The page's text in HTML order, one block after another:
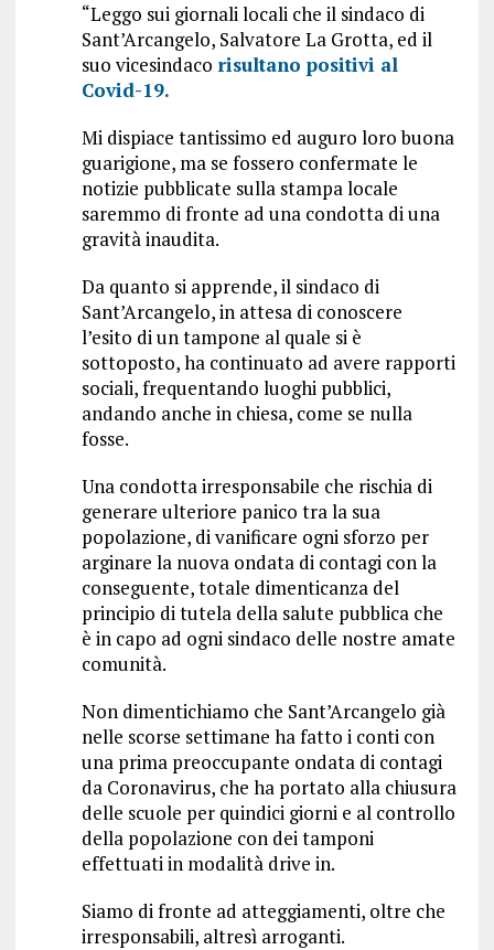
“Leggo sui giornali locali che il sindaco di
Sant’Arcangelo, Salvatore La Grotta, ed il
suo vicesindaco risultano positivi al
Covid-19.
Mi dispiace tantissimo ed auguro loro buona
guarigione, ma se fossero confermate le
notizie pubblicate sulla stampa locale
saremmo di fronte ad una condotta di una
gravità inaudita.
Da quanto si apprende, il sindaco di
Sant’Arcangelo, in attesa di conoscere
l’esito di un tampone al quale si è
sottoposto, ha continuato ad avere rapporti
sociali, frequentando luoghi pubblici,
andando anche in chiesa, come se nulla
fosse.
Una condotta irresponsabile che rischia di
generare ulteriore panico tra la sua
popolazione, di vanificare ogni sforzo per
arginare la nuova ondata di contagi con la
conseguente, totale dimenticanza del
principio di tutela della salute pubblica che
è in capo ad ogni sindaco delle nostre amate
comunità.
Non dimentichiamo che Sant’Arcangelo già
nelle scorse settimane ha fatto i conti con
una prima preoccupante ondata di contagi
da Coronavirus, che ha portato alla chiusura
delle scuole per quindici giorni e al controllo
della popolazione con dei tamponi
effettuati in modalità drive in.
Siamo di fronte ad atteggiamenti, oltre che
irresponsabili, altresì arroganti.